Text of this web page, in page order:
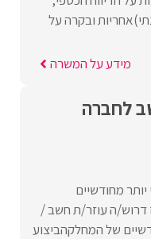
ובקרה על
מידע על המשרה
לחברה
מחודשיים
דרוש/ה עוזר/ת חשב /
של המחלקהביצוע